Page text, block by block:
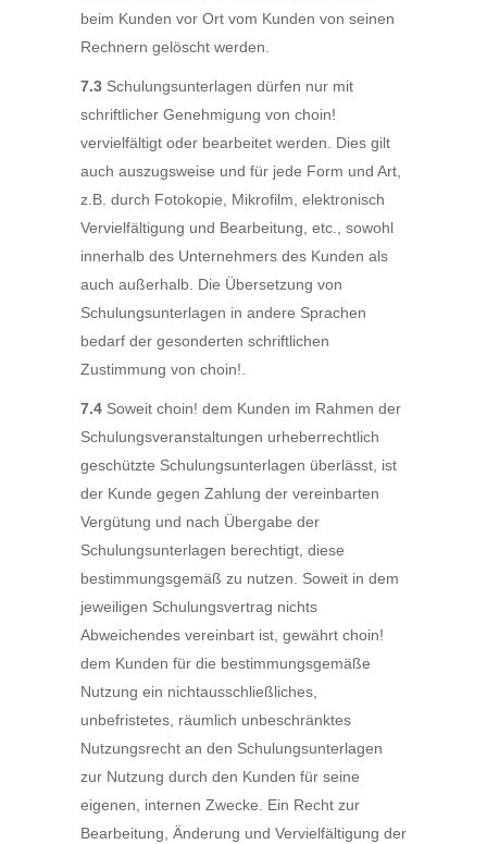
beim Kunden vor Ort vom Kunden von seinen
Rechnern gelöscht werden.
7.3 Schulungsunterlagen dürfen nur mit
schriftlicher Genehmigung von choin!
vervielfältigt oder bearbeitet werden. Dies gilt
auch auszugsweise und für jede Form und Art,
z.B. durch Fotokopie, Mikrofilm, elektronisch
Vervielfältigung und Bearbeitung, etc., sowohl
innerhalb des Unternehmers des Kunden als
auch außerhalb. Die Übersetzung von
Schulungsunterlagen in andere Sprachen
bedarf der gesonderten schriftlichen
Zustimmung von choin!.
7.4 Soweit choin! dem Kunden im Rahmen der
Schulungsveranstaltungen urheberrechtlich
geschützte Schulungsunterlagen überlässt, ist
der Kunde gegen Zahlung der vereinbarten
Vergütung und nach Übergabe der
Schulungsunterlagen berechtigt, diese
bestimmungsgemäß zu nutzen. Soweit in dem
jeweiligen Schulungsvertrag nichts
Abweichendes vereinbart ist, gewährt choin!
dem Kunden für die bestimmungsgemäße
Nutzung ein nichtausschließliches,
unbefristetes, räumlich unbeschränktes
Nutzungsrecht an den Schulungsunterlagen
zur Nutzung durch den Kunden für seine
eigenen, internen Zwecke. Ein Recht zur
Bearbeitung, Änderung und Vervielfältigung der